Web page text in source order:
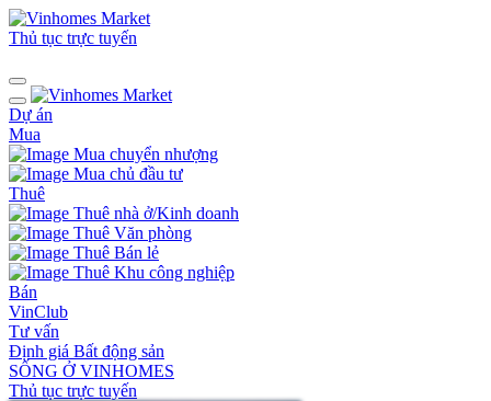
Thủ tục trực tuyến
Dự án
Mua
Mua chuyển nhượng
Mua chủ đầu tư
Thuê
Thuê nhà ở/Kinh doanh
Thuê Văn phòng
Thuê Bán lẻ
Thuê Khu công nghiệp
Bán
VinClub
Tư vấn
Định giá Bất động sản
SỐNG Ở VINHOMES
Thủ tục trực tuyến